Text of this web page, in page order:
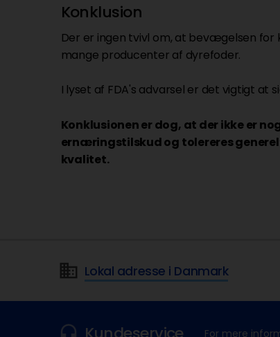
Konklusion
Der er ingen tvivl om, at bevægelsen
mange producenter af dyrefoder.
I lyset af FDA's advarsel er det vigtigt at
Konklusionen er dog, at der ikke er
ernæringstilskud og tolereres
kvalitet.
Lokal adresse i Danmark
For mere